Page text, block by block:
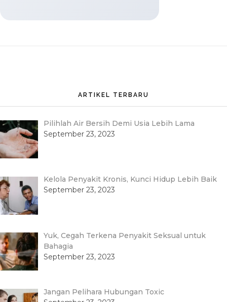
ARTIKEL TERBARU
Pilihlah Air Bersih Demi Usia Lebih Lama
September 23, 2023
Kelola Penyakit Kronis, Kunci Hidup Lebih Baik
September 23, 2023
Yuk, Cegah Terkena Penyakit Seksual untuk
Bahagia
September 23, 2023
Jangan Pelihara Hubungan Toxic